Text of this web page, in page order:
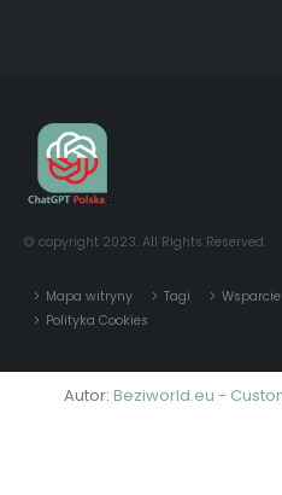
© copyright 2023. All Rights Reserved.
Mapa witryny Tagi Wsparcie
Polityka Cookies
Autor: Beziworld.eu -